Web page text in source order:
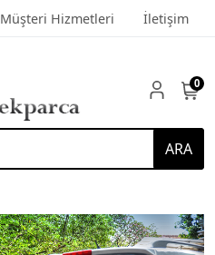
Müşteri Hizmetleri İletişim
ARA
0